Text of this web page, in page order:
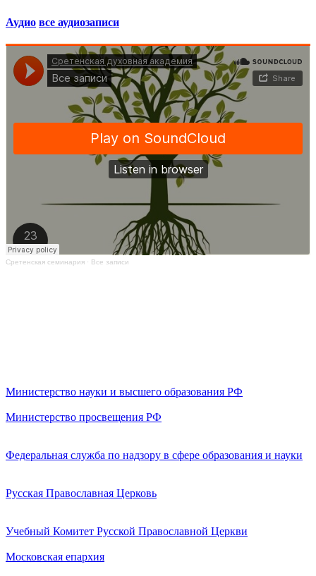
Аудио все аудиозаписи
Сретенская семинария · Все записи
Министерство науки и высшего образования РФ
Министерство просвещения РФ
Федеральная служба по надзору в сфере образования и науки
Русская Православная Церковь
Учебный Комитет Русской Православной Церкви
Московская епархия